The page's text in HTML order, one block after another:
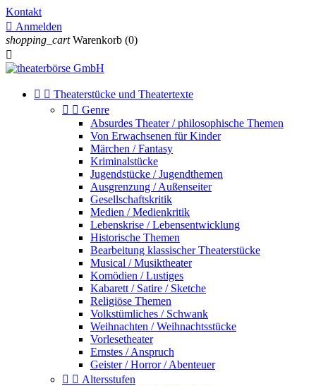
Kontakt
 Anmelden
shopping_cart Warenkorb (0)

  Theaterstücke und Theatertexte
  Genre
Absurdes Theater / philosophische Themen
Von Erwachsenen für Kinder
Märchen / Fantasy
Kriminalstücke
Jugendstücke / Jugendthemen
Ausgrenzung / Außenseiter
Gesellschaftskritik
Medien / Medienkritik
Lebenskrise / Lebensentwicklung
Historische Themen
Bearbeitung klassischer Theaterstücke
Musical / Musiktheater
Komödien / Lustiges
Kabarett / Satire / Sketche
Religiöse Themen
Volkstümliches / Schwank
Weihnachten / Weihnachtsstücke
Vorlesetheater
Ernstes / Anspruch
Geister / Horror / Abenteuer
  Altersstufen